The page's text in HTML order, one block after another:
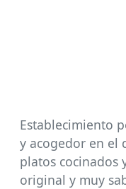
Establecimiento
y acogedor en el
platos cocinados
original y muy